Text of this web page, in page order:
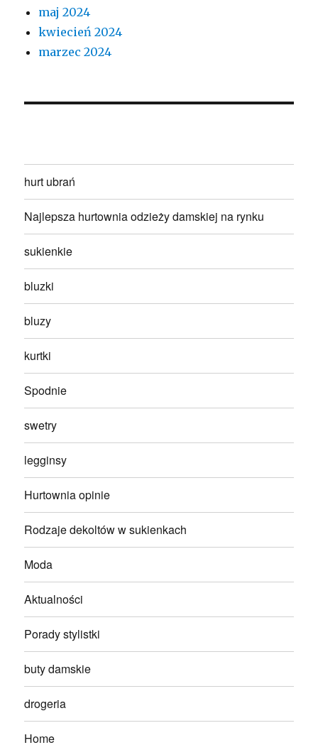
maj 2024
kwiecień 2024
marzec 2024
hurt ubrań
Najlepsza hurtownia odzieży damskiej na rynku
sukienkie
bluzki
bluzy
kurtki
Spodnie
swetry
legginsy
Hurtownia opinie
Rodzaje dekoltów w sukienkach
Moda
Aktualności
Porady stylistki
buty damskie
drogeria
Home